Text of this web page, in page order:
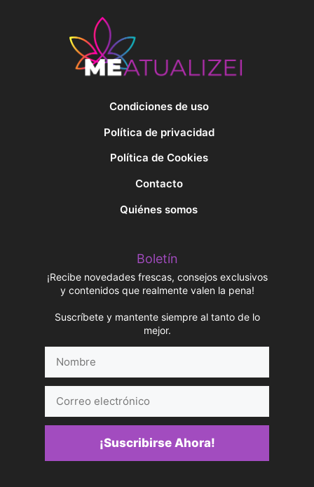
Condiciones de uso
Política de privacidad
Política de Cookies
Contacto
Quiénes somos
Boletín
¡Recibe novedades frescas, consejos exclusivos
y contenidos que realmente valen la pena!
Suscríbete y mantente siempre al tanto de lo
mejor.
electrónico
¡Suscribirse Ahora!